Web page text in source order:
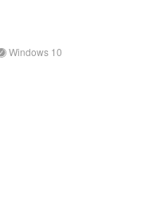
Windows 10